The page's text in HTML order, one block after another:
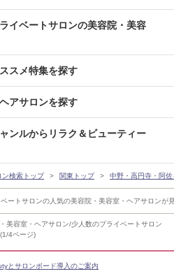
美容室・ヘアサロン/少人数のプライベートサロン
(1/4ページ)
イベートサロンの美容院・美容
スメ特集を探す
アサロンを探す
ンルからリラク＆ビューティー
ン検索トップ 関東トップ 中野・高円寺・阿
ートサロンの人気の美容院・美容室・ヘアサロン
とサロンボード導入のご案内